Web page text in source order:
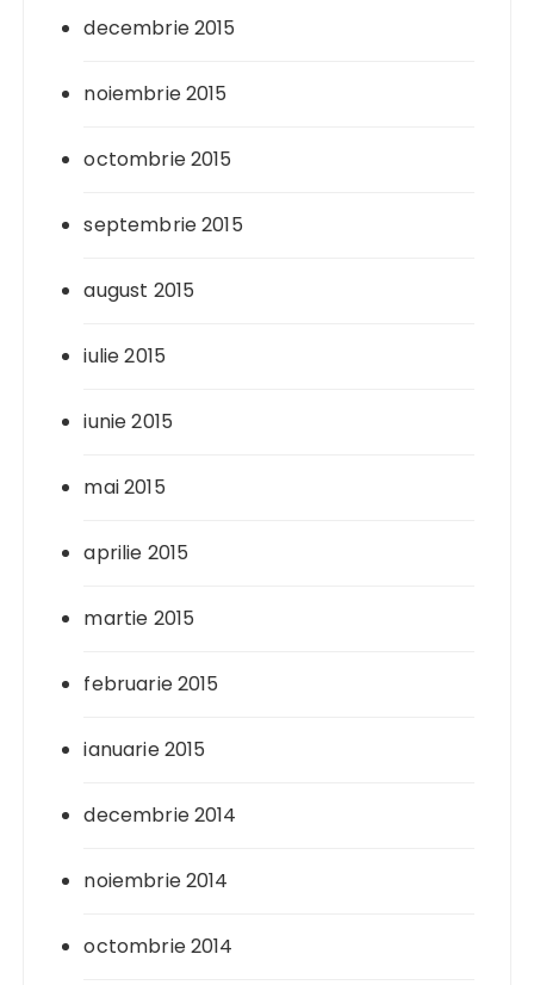
decembrie 2015
noiembrie 2015
octombrie 2015
septembrie 2015
august 2015
iulie 2015
iunie 2015
mai 2015
aprilie 2015
martie 2015
februarie 2015
ianuarie 2015
decembrie 2014
noiembrie 2014
octombrie 2014